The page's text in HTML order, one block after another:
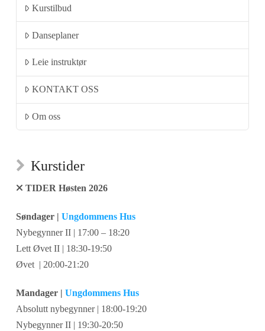
Kurstilbud
Danseplaner
Leie instruktør
KONTAKT OSS
Om oss
Kurstider
TIDER Høsten 2026
Søndager | Ungdommens Hus
Nybegynner II | 17:00 – 18:20
Lett Øvet II | 18:30-19:50
Øvet | 20:00-21:20
Mandager | Ungdommens Hus
Absolutt nybegynner | 18:00-19:20
Nybegynner II | 19:30-20:50